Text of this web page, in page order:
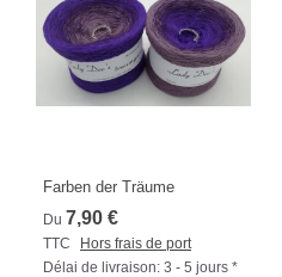
Farben der Träume
Du 7,90 €
TTC
Hors frais de port
Délai de livraison: 3 - 5 jours *